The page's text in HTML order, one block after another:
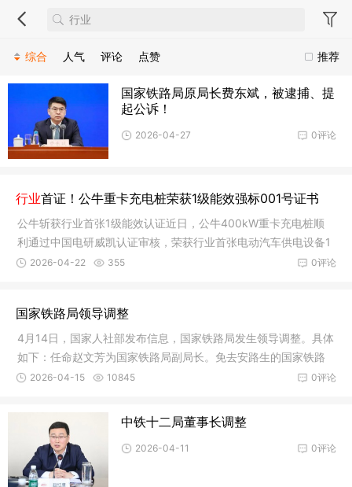
推荐
综合 人气 评论 点赞
国家铁路局原局长费东斌，被逮捕、提
起公诉！
0评论
2026-04-27
行业首证！公牛重卡充电桩荣获1级能效强标001号证书
公牛斩获行业首张1级能效认证近日，公牛400kW重卡充电桩顺
利通过中国电研威凯认证审核，荣获行业首张电动汽车供电设备1
级能效节
0评论
2026-04-22 355
国家铁路局领导调整
4月14日，国家人社部发布信息，国家铁路局发生领导调整。具体
如下：任命赵文芳为国家铁路局副局长。免去安路生的国家铁路
局副局
0评论
2026-04-15 10845
中铁十二局董事长调整
0评论
2026-04-11